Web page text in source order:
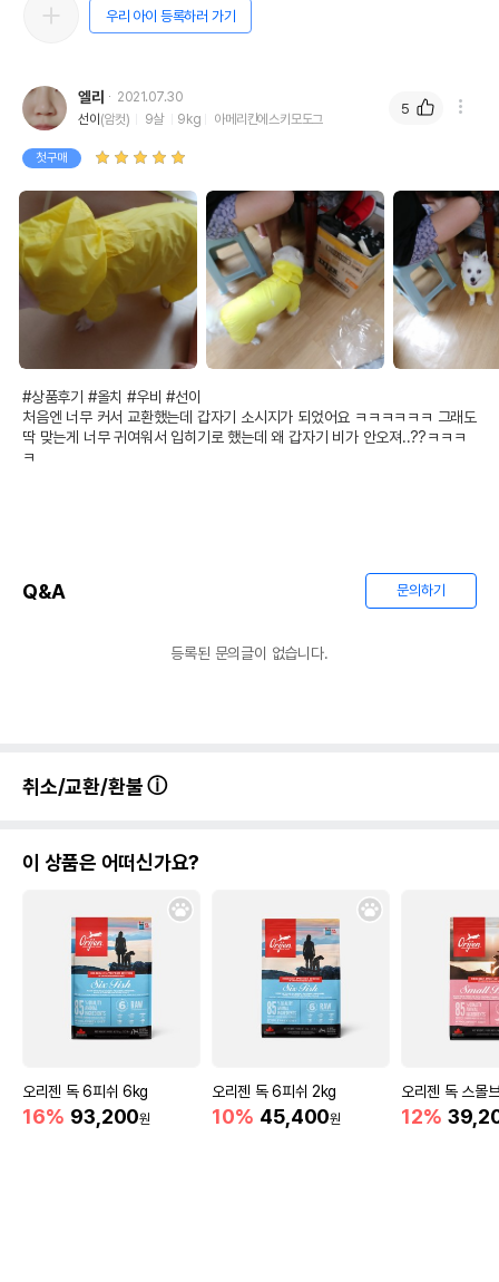
우리 아이 등록하러 가기
엘리
2021.07.30
선이 (암컷) 9살 9kg 아메리칸에스키모도그
첫구매
#상품후기 #올치 #우비 #선이
처음엔 너무 커서 교환했는데 갑자기 소시지가 되었어요 ㅋㅋㅋㅋㅋㅋ 그래도
딱 맞는게 너무 귀여워서 입히기로 했는데 왜 갑자기 비가 안오져..??ㅋㅋㅋ
ㅋ
5
Q&A 문의하기
등록된 문의글이 없습니다.
취소/교환/환불
이 상품은 어떠신가요?
오리젠 독 6피쉬 6kg
16% 93,200원
오리젠 독 6피쉬 2kg
10% 45,400원
오리젠 독 스몰
12%